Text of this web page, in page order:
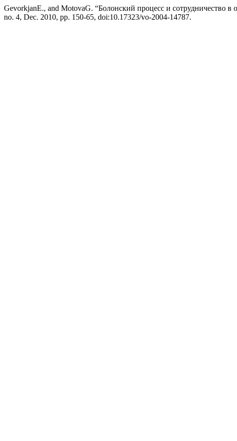
GevorkjanE., and MotovaG. “Болонский процесс и сотрудничество в
no. 4, Dec. 2010, pp. 150-65, doi:10.17323/vo-2004-14787.